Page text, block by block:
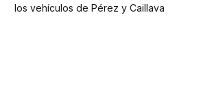
los vehículos de Pérez y Caillava